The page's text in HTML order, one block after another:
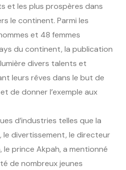
et les plus prospères dans
le continent. Parmi les
et 48 femmes
du continent, la publication
divers talents et
leurs rêves dans le but de
de donner l’exemple aux
d’industries telles que la
le divertissement, le directeur
le prince Akpah, a mentionné
de nombreux jeunes